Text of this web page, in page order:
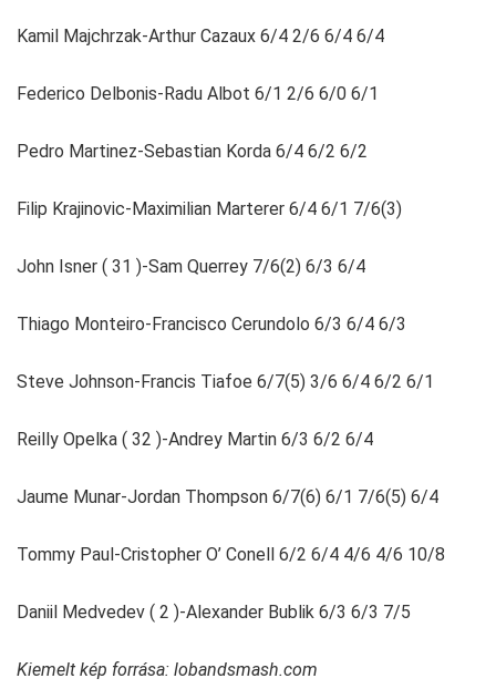
Kamil Majchrzak-Arthur Cazaux 6/4 2/6 6/4 6/4
Federico Delbonis-Radu Albot 6/1 2/6 6/0 6/1
Pedro Martinez-Sebastian Korda 6/4 6/2 6/2
Filip Krajinovic-Maximilian Marterer 6/4 6/1 7/6(3)
John Isner ( 31 )-Sam Querrey 7/6(2) 6/3 6/4
Thiago Monteiro-Francisco Cerundolo 6/3 6/4 6/3
Steve Johnson-Francis Tiafoe 6/7(5) 3/6 6/4 6/2 6/1
Reilly Opelka ( 32 )-Andrey Martin 6/3 6/2 6/4
Jaume Munar-Jordan Thompson 6/7(6) 6/1 7/6(5) 6/4
Tommy Paul-Cristopher O’ Conell 6/2 6/4 4/6 4/6 10/8
Daniil Medvedev ( 2 )-Alexander Bublik 6/3 6/3 7/5
Kiemelt kép forrása: lobandsmash.com